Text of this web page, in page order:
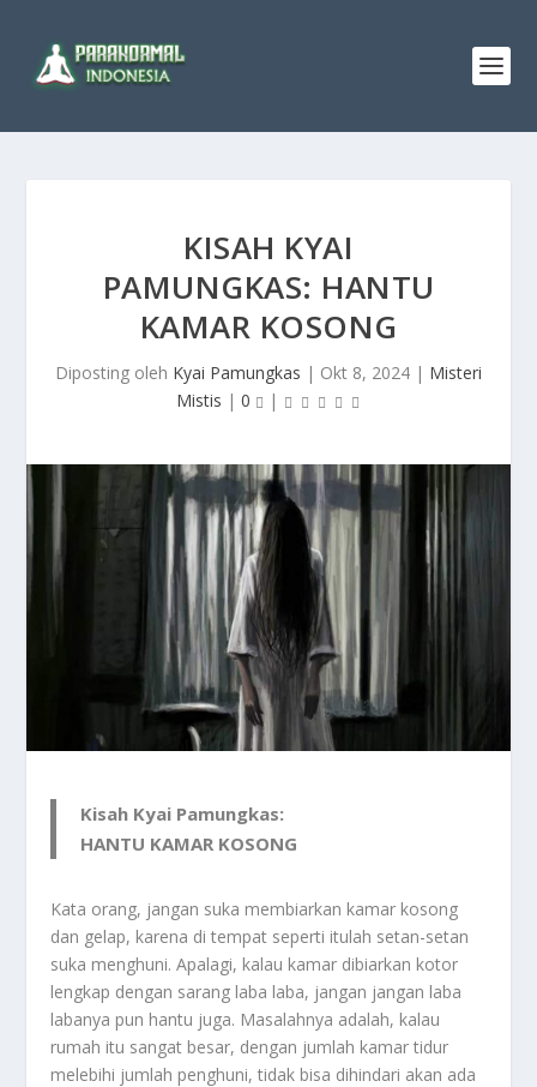
KISAH KYAI
PAMUNGKAS: HANTU
KAMAR KOSONG
Diposting oleh Kyai Pamungkas | Okt 8, 2024 | Misteri
Mistis | 0 |
Kisah Kyai Pamungkas:
HANTU KAMAR KOSONG
Kata orang, jangan suka membiarkan kamar kosong
dan gelap, karena di tempat seperti itulah setan-setan
suka menghuni. Apalagi, kalau kamar dibiarkan kotor
lengkap dengan sarang laba laba, jangan jangan laba
labanya pun hantu juga. Masalahnya adalah, kalau
rumah itu sangat besar, dengan jumlah kamar tidur
melebihi jumlah penghuni, tidak bisa dihindari akan ada